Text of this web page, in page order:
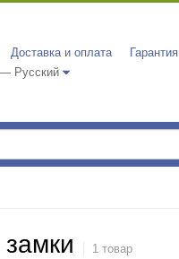
Доставка и оплата
Гарантия
Русский
1 товар